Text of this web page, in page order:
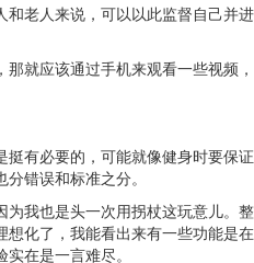
老人来说，可以以此监督自己并进
就应该通过手机来观看一些视频，
有必要的，可能就像健身时要保证
错误和标准之分。
我也是头一次用拐杖这玩意儿。整
化了，我能看出来有一些功能是在
在是一言难尽。